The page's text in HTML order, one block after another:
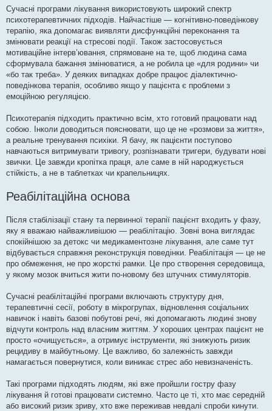
Сучасні програми лікування використовують широкий спектр
психотерапевтичних підходів. Найчастіше — когнітивно-поведінкову
терапію, яка допомагає виявляти дисфункційні переконання та
змінювати реакції на стресові події. Також застосовується
мотиваційне інтерв’ювання, спрямоване на те, щоб людина сама
сформувала бажання змінюватися, а не робила це «для родини» чи
«бо так треба». У деяких випадках добре працює діалектично-
поведінкова терапія, особливо якщо у пацієнта є проблеми з
емоційною регуляцією.
Психотерапія підходить практично всім, хто готовий працювати над
собою. Інколи доводиться пояснювати, що це не «розмови за життя»,
а реальне тренування психіки. Я бачу, як пацієнти поступово
навчаються витримувати тривогу, розпізнавати тригери, будувати нові
звички. Це завжди кропітка праця, але саме в ній народжується
стійкість, а не в таблетках чи крапельницях.
Реабілітаційна основа
Після стабілізації стану та первинної терапії пацієнт входить у фазу,
яку я вважаю найважливішою — реабілітацію. Зовні вона виглядає
спокійнішою за детокс чи медикаментозне лікування, але саме тут
відбувається справжня реконструкція поведінки. Реабілітація — це не
про обмеження, не про жорсткі рамки. Це про створення середовища,
у якому мозок вчиться жити по-новому без штучних стимуляторів.
Сучасні реабілітаційні програми включають структуру дня,
терапевтичні сесії, роботу в мікрогрупах, відновлення соціальних
навичок і навіть базові побутові речі, які допомагають людині знову
відчути контроль над власним життям. У хороших центрах пацієнт не
просто «очищується», а отримує інструменти, які знижують ризик
рецидиву в майбутньому. Це важливо, бо залежність завжди
намагається повернутися, коли виникає стрес або невизначеність.
Такі програми підходять людям, які вже пройшли гостру фазу
лікування й готові працювати системно. Часто це ті, хто має середній
або високий ризик зриву, хто вже переживав невдалі спроби кинути.